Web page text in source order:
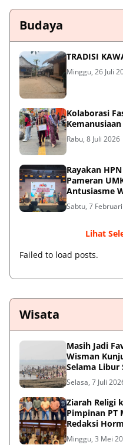
Budaya
TRADISI
Minggu, 26 Juli
Kolaborasi
Rabu, 8 Juli 2026
Rayakan
Pameran
Antusiasme
Sabtu, 7
Lihat
Failed to load posts.
Wisata
Masih Jadi
Wisman
Selama Libur
Selasa, 7 Juli
Ziarah Religi
Pimpinan PT
Redaksi
Minggu, 3 Mei